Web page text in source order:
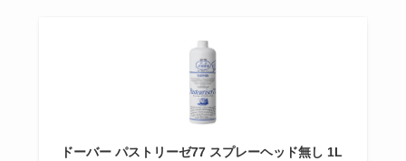
ドーバー パストリーゼ77 スプレーヘッド無し 1L